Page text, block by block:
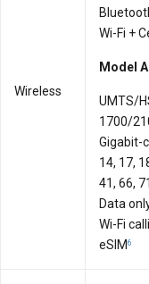
Wireless
Wi-Fi +
Model
UMTS/
1700/
Gigabit-
14, 17,
41, 66,
Data
Wi-Fi
eSIM 6